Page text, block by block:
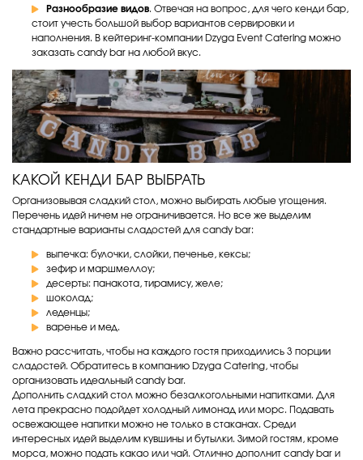
Разнообразие видов. Отвечая на вопрос, для чего кенди бар,
стоит учесть большой выбор вариантов сервировки и
наполнения. В кейтеринг-компании Dzyga Event Catering можно
заказать candy bar на любой вкус.
КАКОЙ КЕНДИ БАР ВЫБРАТЬ
Организовывая сладкий стол, можно выбирать любые угощения.
Перечень идей ничем не ограничивается. Но все же выделим
стандартные варианты сладостей для candy bar:
выпечка: булочки, слойки, печенье, кексы;
зефир и маршмеллоу;
десерты: панакота, тирамису, желе;
шоколад;
леденцы;
варенье и мед.
Важно рассчитать, чтобы на каждого гостя приходились 3 порции
сладостей. Обратитесь в компанию Dzyga Catering, чтобы
организовать идеальный candy bar.
Дополнить сладкий стол можно безалкогольными напитками. Для
лета прекрасно подойдет холодный лимонад или морс. Подавать
освежающее напитки можно не только в стаканах. Среди
интересных идей выделим кувшины и бутылки. Зимой гостям, кроме
морса, можно подать какао или чай. Отлично дополнит candy bar и